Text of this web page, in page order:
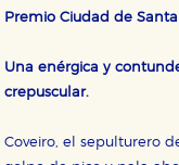
Premio Ciudad de
Una enérgica y
crepuscular.
Coveiro, el sepulturero